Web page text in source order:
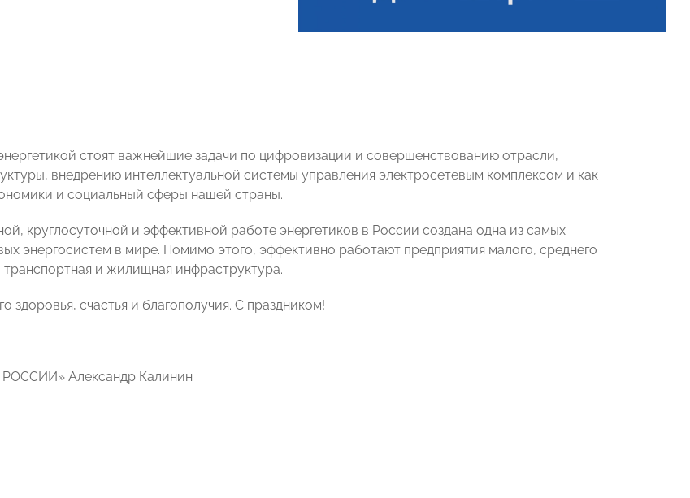
стоят важнейшие задачи по цифровизации и совершенствованию отрасли,
внедрению интеллектуальной системы управления электросетевым комплексом и как
и социальный сферы нашей страны.
круглосуточной и эффективной работе энергетиков в России создана одна из самых
энергосистем в мире. Помимо этого, эффективно работают предприятия малого, среднего
транспортная и жилищная инфраструктура.
здоровья, счастья и благополучия. С праздником!
Александр Калинин